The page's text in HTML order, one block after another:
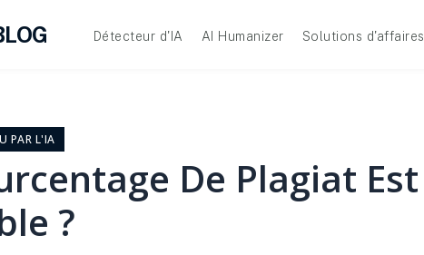
Détecteur d'IA AI Humanizer Solutions d'affaires
PAR L'IA
De Plagiat Est
?